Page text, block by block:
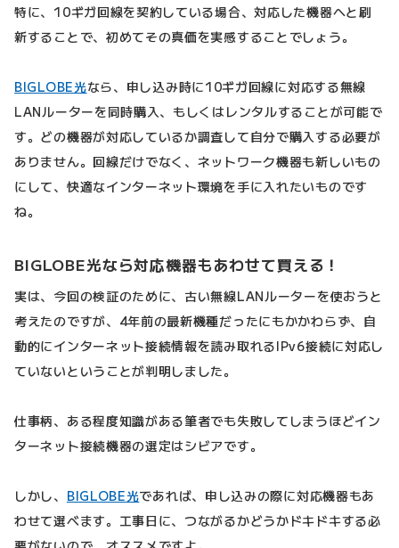
特に、10ギガ回線を契約している場合、対応した機器へと刷
新することで、初めてその真価を実感することでしょう。
BIGLOBE光なら、申し込み時に10ギガ回線に対応する無線
LANルーターを同時購入、もしくはレンタルすることが可能で
す。どの機器が対応しているか調査して自分で購入する必要が
ありません。回線だけでなく、ネットワーク機器も新しいもの
にして、快適なインターネット環境を手に入れたいものです
ね。
BIGLOBE光なら対応機器もあわせて買える！
実は、今回の検証のために、古い無線LANルーターを使おうと
考えたのですが、4年前の最新機種だったにもかかわらず、自
動的にインターネット接続情報を読み取れるIPv6接続に対応し
ていないということが判明しました。
仕事柄、ある程度知識がある筆者でも失敗してしまうほどイン
ターネット接続機器の選定はシビアです。
しかし、 BIGLOBE光であれば、申し込みの際に対応機器もあ
わせて選べます。工事日に、つながるかどうかドキドキする必